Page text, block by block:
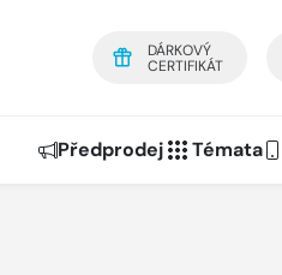
DÁRKOVÝ
CERTIFIKÁT
Předprodej Témata